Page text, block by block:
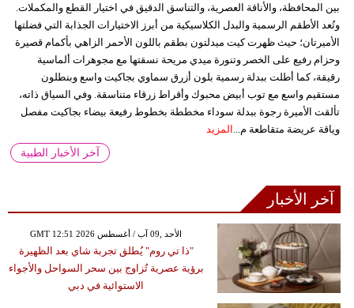
بين المحافظة، والأناقة العصرية، والتناسق الدقيق في اختيار القطع والمكملات.
وتُعد الأطقم الرسمية والبدل الكلاسيكية من أبرز الاختيارات الجذابة التي فضلتها
الأميرتان؛ حيث ظهرت كيت ميدلتون بطقم باللون الأحمر الزاهي بأكمام قصيرة
وحزام رفيع على الخصر وتنورة ميدي مريحة نسقتها مع مجوهرات ألماسية
رقيقة، كما أطلت ببدلة رسمية بلون أزرق سماوي بجاكيت واسع وبنطلون
مستقيم واسع مع توب أبيض محبوك وأقراط زرقاء متناسقة. وفي السياق ذاته،
تألقت الأميرة رجوة ببدلة سوداء مخططة بخطوط رفيعة بيضاء بجاكيت مفصل
وياقة عريضة متقاطعة م... المزيد
آخر الأخبار الطبية
آخر الأخبار
GMT 12:51 2026 الأحد ,09 آب / أغسطس
"ذا تي روم" يُطلق تجربة شاي بعد الظهيرة
برؤية عصرية تُزاوج بين سحر السواحل والأجواء
الاستوائية في دبي